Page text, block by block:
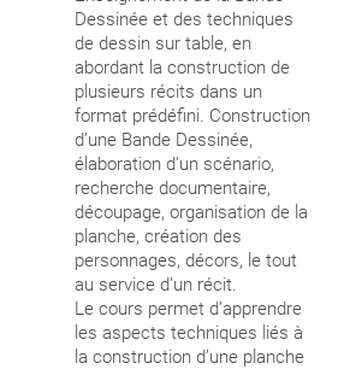
Dessinée et des techniques
de dessin sur table, en
abordant la construction de
plusieurs récits dans un
format prédéfini. Construction
d’une Bande Dessinée,
élaboration d’un scénario,
recherche documentaire,
découpage, organisation de la
planche, création des
personnages, décors, le tout
au service d’un récit.
Le cours permet d’apprendre
les aspects techniques liés à
la construction d’une planche